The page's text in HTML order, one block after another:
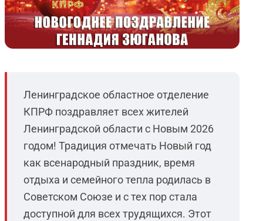
Ленинградское областное отделение
КПРФ поздравляет всех жителей
Ленинградской области с Новым 2026
годом! Традиция отмечать Новый год
как всенародный праздник, время
отдыха и семейного тепла родилась в
Советском Союзе и с тех пор стала
доступной для всех трудящихся. Этот